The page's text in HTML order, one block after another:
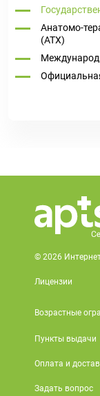
Анатомо-
(ATX)
© 2026
Лицензии
Возрастные
Пункты выдачи
Оплата и
Задать вопрос